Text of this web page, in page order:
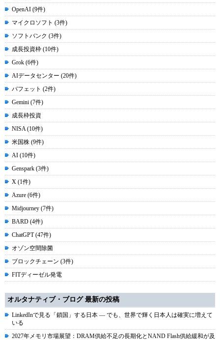
OpenAI (9件)
マイクロソフト (3件)
ソフトバンク (3件)
成長投資枠 (10件)
Grok (6件)
AIデータセンター (20件)
バフェット (2件)
Gemini (7件)
成長枠投資
NISA (10件)
米国株 (9件)
AI (10件)
Genspark (3件)
X (1件)
Azure (6件)
Midjourney (7件)
BARD (4件)
ChatGPT (47件)
オゾン空間除菌
ブロックチェーン (3件)
FITディーゼル発電
オルタナティブ・ブログ 最新の投稿
LinkedInで見る「鎖国」する日本 ― でも、世界で輝く日本人は確実に増えて
いる
2027年メモリ市場展望：DRAM供給不足の長期化とNAND Flash供給緩和が及